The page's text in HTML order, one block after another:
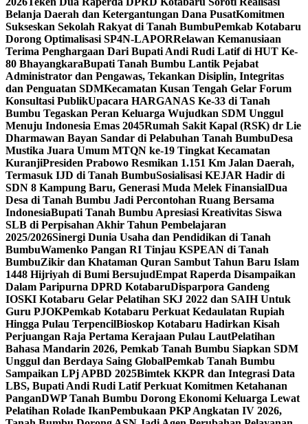
Belanja Daerah dan Ketergantungan Dana PusatKomitmen
Sukseskan Sekolah Rakyat di Tanah BumbuPemkab Kotabaru
Dorong Optimalisasi SP4N-LAPORRelawan Kemanusiaan
Terima Penghargaan Dari Bupati Andi Rudi Latif di HUT Ke-
80 BhayangkaraBupati Tanah Bumbu Lantik Pejabat
Administrator dan Pengawas, Tekankan Disiplin, Integritas
dan Penguatan SDMKecamatan Kusan Tengah Gelar Forum
Konsultasi PublikUpacara HARGANAS Ke-33 di Tanah
Bumbu Tegaskan Peran Keluarga Wujudkan SDM Unggul
Menuju Indonesia Emas 2045Rumah Sakit Kapal (RSK) dr Lie
Dharmawan Bayan Sandar di Pelabuhan Tanah BumbuDesa
Mustika Juara Umum MTQN ke-19 Tingkat Kecamatan
KuranjiPresiden Prabowo Resmikan 1.151 Km Jalan Daerah,
Termasuk IJD di Tanah BumbuSosialisasi KEJAR Hadir di
SDN 8 Kampung Baru, Generasi Muda Melek FinansialDua
Desa di Tanah Bumbu Jadi Percontohan Ruang Bersama
IndonesiaBupati Tanah Bumbu Apresiasi Kreativitas Siswa
SLB di Perpisahan Akhir Tahun Pembelajaran
2025/2026Sinergi Dunia Usaha dan Pendidikan di Tanah
BumbuWamenko Pangan RI Tinjau KSPEAN di Tanah
BumbuZikir dan Khataman Quran Sambut Tahun Baru Islam
1448 Hijriyah di Bumi BersujudEmpat Raperda Disampaikan
Dalam Paripurna DPRD KotabaruDisparpora Gandeng
IOSKI Kotabaru Gelar Pelatihan SKJ 2022 dan SAIH Untuk
Guru PJOKPemkab Kotabaru Perkuat Kedaulatan Rupiah
Hingga Pulau TerpencilBioskop Kotabaru Hadirkan Kisah
Perjuangan Raja Pertama Kerajaan Pulau LautPelatihan
Bahasa Mandarin 2026, Pemkab Tanah Bumbu Siapkan SDM
Unggul dan Berdaya Saing GlobalPemkab Tanah Bumbu
Sampaikan LPj APBD 2025Bimtek KKPR dan Integrasi Data
LBS, Bupati Andi Rudi Latif Perkuat Komitmen Ketahanan
PanganDWP Tanah Bumbu Dorong Ekonomi Keluarga Lewat
Pelatihan Rolade IkanPembukaan PKP Angkatan IV 2026,